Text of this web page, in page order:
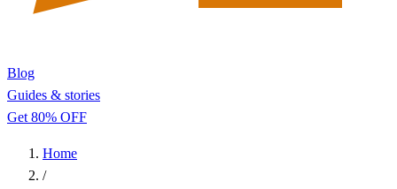
Blog
Guides & stories
Get 80% OFF
Home
/